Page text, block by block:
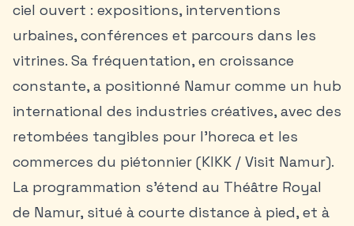
ciel ouvert : expositions, interventions
urbaines, conférences et parcours dans les
vitrines. Sa fréquentation, en croissance
constante, a positionné Namur comme un hub
international des industries créatives, avec des
retombées tangibles pour l’horeca et les
commerces du piétonnier (KIKK / Visit Namur).
La programmation s’étend au Théâtre Royal
de Namur, situé à courte distance à pied, et à